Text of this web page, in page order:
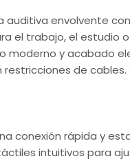
auditiva envolvente
el trabajo, el estudio
moderno y acabado
de
conexión rápida y
intuitivos para